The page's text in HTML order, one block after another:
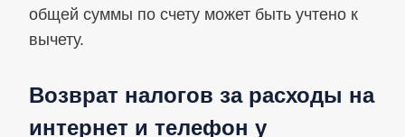
общей суммы по счету может быть учтено к
вычету.
Возврат налогов за расходы на
интернет и телефон у